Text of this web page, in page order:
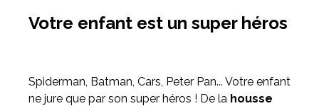
Inspirez-vous du catalogue
Votre enfant est un super héros
Spiderman, Batman, Cars, Peter Pan... Votre enfant
ne jure que par son super héros ! De la housse